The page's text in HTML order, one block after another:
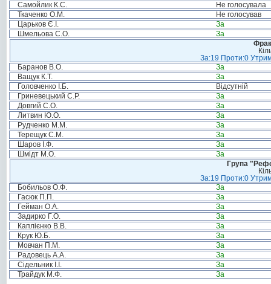
Самойлик К.С.
Не голосувала
Ткаченко О.М.
Не голосував
Царьков Є.І.
За
Шмельова С.О.
За
За:19 Проти:0
Баранов В.О.
За
Ващук К.Т.
За
Головченко І.Б.
Відсутній
Гриневецький С.Р.
За
Довгий С.О.
За
Литвин Ю.О.
За
Рудченко М.М.
За
Терещук С.М.
За
Шаров І.Ф.
За
Шмідт М.О.
За
Група
За:19 Проти:0
Бобильов О.Ф.
За
Гасюк П.П.
За
Гейман О.А.
За
Задирко Г.О.
За
Каплієнко В.В.
За
Крук Ю.Б.
За
Мовчан П.М.
За
Радовець А.А.
За
Сідельник І.І.
За
Трайдук М.Ф.
За